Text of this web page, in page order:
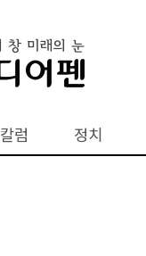
칼럼 정치